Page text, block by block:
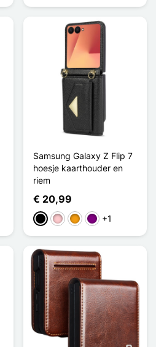
Samsung Galaxy Z Flip 7
hoesje kaarthouder en
riem
€ 20,99
ZwartRozeOranjePurper
+1